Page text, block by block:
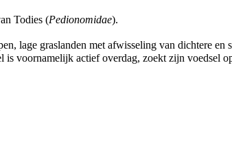
Todies (Pedionomidae).
graslanden met afwisseling van dichtere en
voornamelijk actief overdag, zoekt zijn voedsel